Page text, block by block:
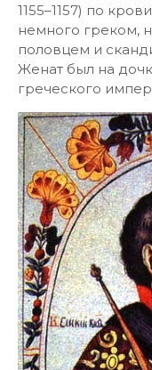
1155–1157) по
немного греком,
половцем и
Женат был на
греческого